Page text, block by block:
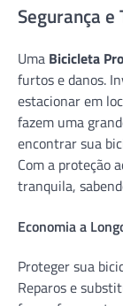
Segurança
Uma Bicicleta
furtos e danos.
estacionar em
fazem uma
encontrar sua
Com a proteção
tranquila,
Economia a
Proteger sua
Reparos e